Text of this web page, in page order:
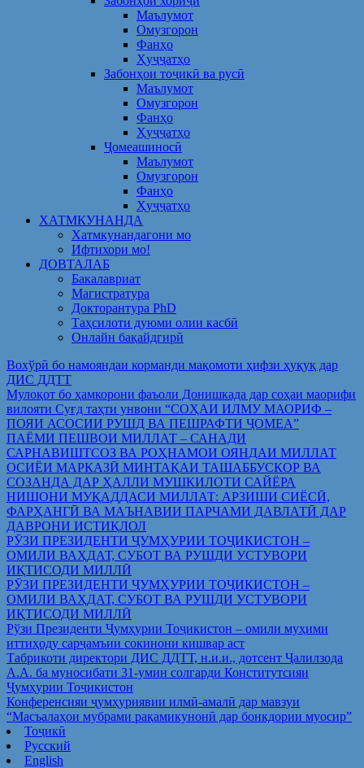
Маълумот
Омузгорон
Фанҳо
Ҳуҷҷатҳо
Забонҳои тоҷикӣ ва русӣ
Маълумот
Омузгорон
Фанҳо
Ҳуҷҷатҳо
Ҷомеашиносӣ
Маълумот
Омузгорон
Фанҳо
Ҳуҷҷатҳо
ХАТМКУНАНДА
Хатмкунандагони мо
Ифтихори мо!
ДОВТАЛАБ
Бакалавриат
Магистратура
Докторантура PhD
Таҳсилоти дуюми олии касбӣ
Онлайн бақайдгирӣ
Вохўрӣ бо намояндаи корманди мақомоти ҳифзи ҳуқуқ дар
ДИС ДДТТ
Мулоқот бо ҳамкорони фаъоли Донишкада дар соҳаи маорифи
вилояти Суғд таҳти унвони “СОҲАИ ИЛМУ МАОРИФ –
ПОЯИ АСОСИИ РУШД ВА ПЕШРАФТИ ҶОМЕА”
ПАЁМИ ПЕШВОИ МИЛЛАТ – САНАДИ
САРНАВИШТСОЗ ВА РОҲНАМОИ ОЯНДАИ МИЛЛАТ
ОСИЁИ МАРКАЗӢ МИНТАҚАИ ТАШАББУСКОР ВА
СОЗАНДА ДАР ҲАЛЛИ МУШКИЛОТИ САЙЁРА
НИШОНИ МУҚАДДАСИ МИЛЛАТ: АРЗИШИ СИЁСӢ,
ФАРҲАНГӢ ВА МАЪНАВИИ ПАРЧАМИ ДАВЛАТӢ ДАР
ДАВРОНИ ИСТИҚЛОЛ
РӮЗИ ПРЕЗИДЕНТИ ҶУМҲУРИИ ТОҶИКИСТОН –
ОМИЛИ ВАҲДАТ, СУБОТ ВА РУШДИ УСТУВОРИ
ИҚТИСОДИ МИЛЛӢ
РӮЗИ ПРЕЗИДЕНТИ ҶУМҲУРИИ ТОҶИКИСТОН –
ОМИЛИ ВАҲДАТ, СУБОТ ВА РУШДИ УСТУВОРИ
ИҚТИСОДИ МИЛЛӢ
Рўзи Президенти Ҷумҳурии Тоҷикистон – омили муҳими
иттиҳоду сарҷамъии сокинони кишвар аст
Табрикоти директори ДИС ДДТТ, н.и.и., дотсент Ҷалилзода
А.А. ба муносибати 31-умин солгарди Конститутсияи
Ҷумҳурии Тоҷикистон
Конференсияи ҷумҳуриявии илмӣ-амалӣ дар мавзуи
“Масъалаҳои мубрами рақамикунонӣ дар бонкдории муосир”
Тоҷикӣ
Русский
English